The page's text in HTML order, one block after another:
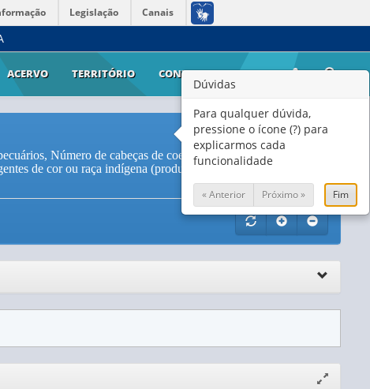
Legislação Canais
ACERVO TERRITÓRIO CONTATO AJUDA
Número de cabeças de coelhos vendidas nos
de cor ou raça indígena (produtor ou cônjuge) versus
Dúvidas
Para qualquer dúvida,
pressione o ícone (?) para
explicarmos cada
funcionalidade
« Anterior Próximo » Fim